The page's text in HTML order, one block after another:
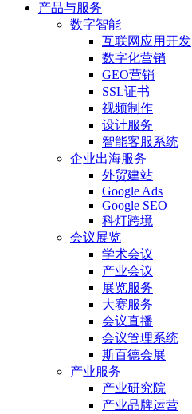
产品与服务
数字智能
互联网应用开发
数字化营销
GEO营销
SSL证书
视频制作
设计服务
智能客服系统
企业出海服务
外贸建站
Google Ads
Google SEO
科灯跨境
会议展览
学术会议
产业会议
展览服务
大赛服务
会议直播
会议管理系统
斯百德会展
产业服务
产业研究院
产业品牌运营